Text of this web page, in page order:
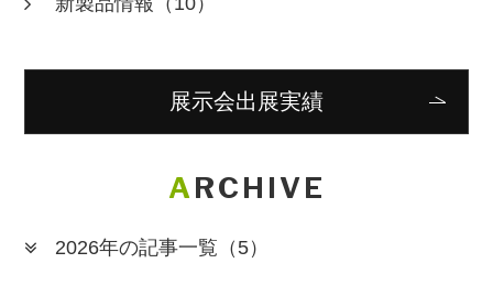
展示会出展実績
ARCHIVE
2026年の記事一覧 （5）